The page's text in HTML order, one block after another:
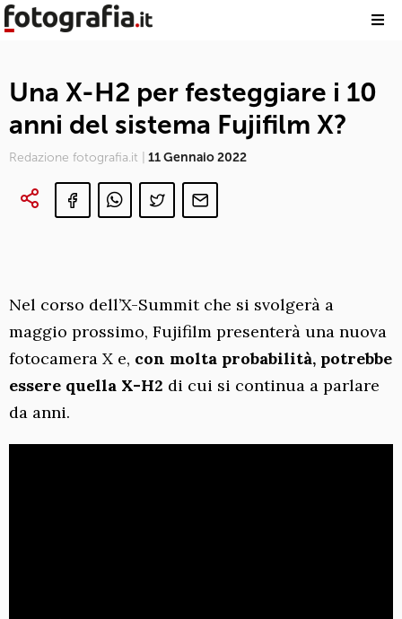
Una X-H2 per festeggiare i 10
anni del sistema Fujifilm X?
Redazione fotografia.it | 11 Gennaio 2022
Nel corso dell’X-Summit che si svolgerà a
maggio prossimo, Fujifilm presenterà una nuova
fotocamera X e, con molta probabilità, potrebbe
essere quella X-H2 di cui si continua a parlare
da anni.